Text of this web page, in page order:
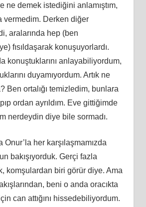
ne demek istediğini anlamıştım,
vermedim. Derken diğer
aralarında hep (ben
fısıldaşarak konuşuyorlardı.
konuştuklarını anlayabiliyordum,
duyamıyordum. Artık ne
Ben ortalığı temizledim, bunlara
ordan ayrıldım. Eve gittiğimde
nerdeydin diye bile sormadı.
her karşılaşmamızda
bakışıyorduk. Gerçi fazla
komşulardan biri görür diye. Ama
beni o anda oracıkta
can attığını hissedebiliyordum.